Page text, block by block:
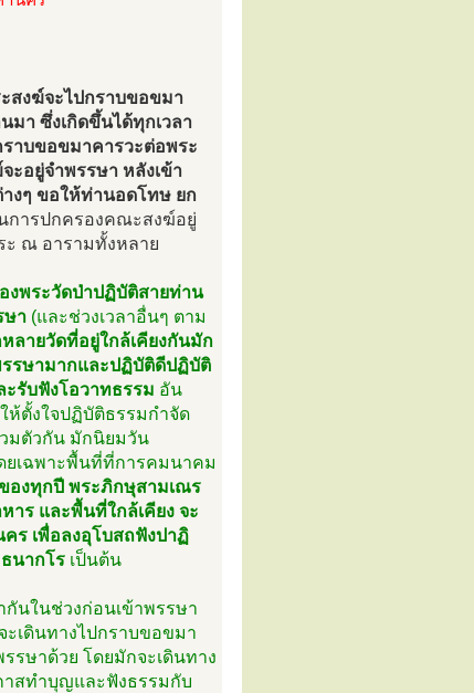
สงฆ์จะไปกราบขอขมา
มา ซึ่งเกิดขึ้นได้ทุกเวลา
าบขอขมาคารวะต่อพระ
ะอยู่จำพรรษา หลังเข้า
งๆ ขอให้ท่านอดโทษ ยก
การปกครองคณะสงฆ์อยู่
ะ ณ อารามทั้งหลาย
งพระวัดป่าปฏิบัติสายท่าน
ษา (และช่วงเวลาอื่นๆ ตาม
ลายวัดที่อยู่ใกล้เคียงกันมัก
รษามากและปฏิบัติดีปฏิบัติ
รับฟังโอวาทธรรม อัน
ห้ตั้งใจปฏิบัติธรรมกำจัด
มตัวกัน มักนิยมวัน
ยเฉพาะพื้นที่ที่การคมนาคม
องทุกปี พระภิกษุสามเณร
าร และพื้นที่ใกล้เคียง จะ
ร เพื่อลงอุโบสถฟังปาฏิ
นากโร เป็นต้น
กันในช่วงก่อนเข้าพรรษา
ะเดินทางไปกราบขอขมา
รษาด้วย โดยมักจะเดินทาง
สทำบุญและฟังธรรมกับ